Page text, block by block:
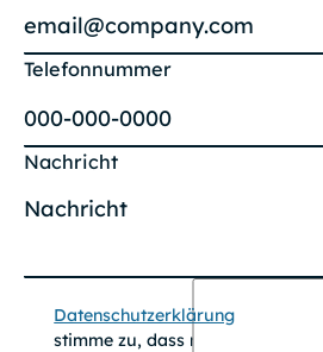
Telefonnummer
Nachricht
Datenschutzerklärung zur
stimme zu, dass meine